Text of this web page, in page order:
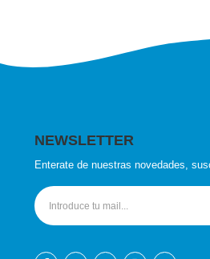
NEWSLETTER
Enterate de nuestras novedades,